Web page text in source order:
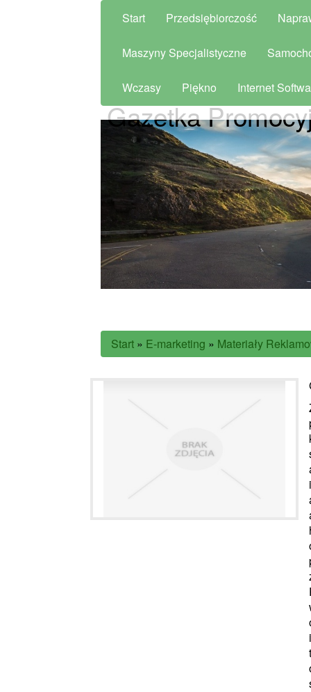
Start Przedsiębiorczość
Maszyny Specjalistyczne
Wczasy Piękno Internet
Gazetka
Start » E-marketing » Materiały